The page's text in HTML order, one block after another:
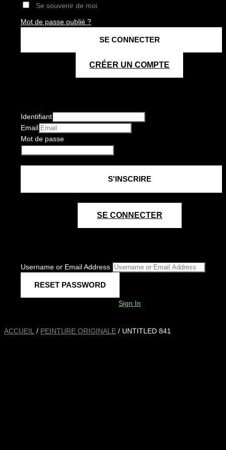
Se souvenir de moi
Mot de passe oublié ?
CRÉER UN COMPTE
Identifiant
Email
Mot de passe
SE CONNECTER
Username or Email Address
Sign In
ACCUEIL / PEINTURE ORIGINALE / UNTITLED 841